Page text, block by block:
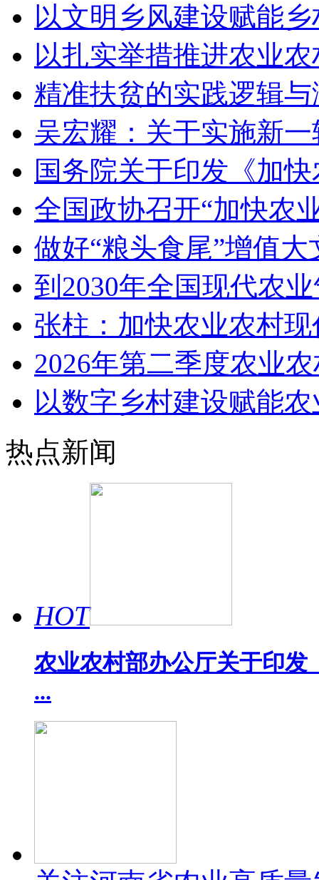
以文明乡风建设赋能
以扎实举措推进农业
精准扶贫的实践逻辑
吴宏耀：关于实施新
国务院关于印发《加
全国政协召开“加快农
做好“粮头食尾”增值大
到2030年全国现代农
张柱：加快农业农村
2026年第二季度农业
以数字乡村建设赋能
热点新闻
HOT
农业农村部办公厅关于印发
...